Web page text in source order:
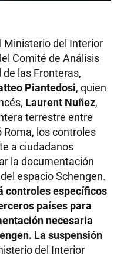
Ministerio del Interior
Comité de Análisis
las Fronteras,
Piantedosi, quien
Laurent Nuñez,
terrestre entre
los controles
a ciudadanos
la documentación
espacio Schengen.
controles específicos
países para
necesaria
La suspensión
del Interior